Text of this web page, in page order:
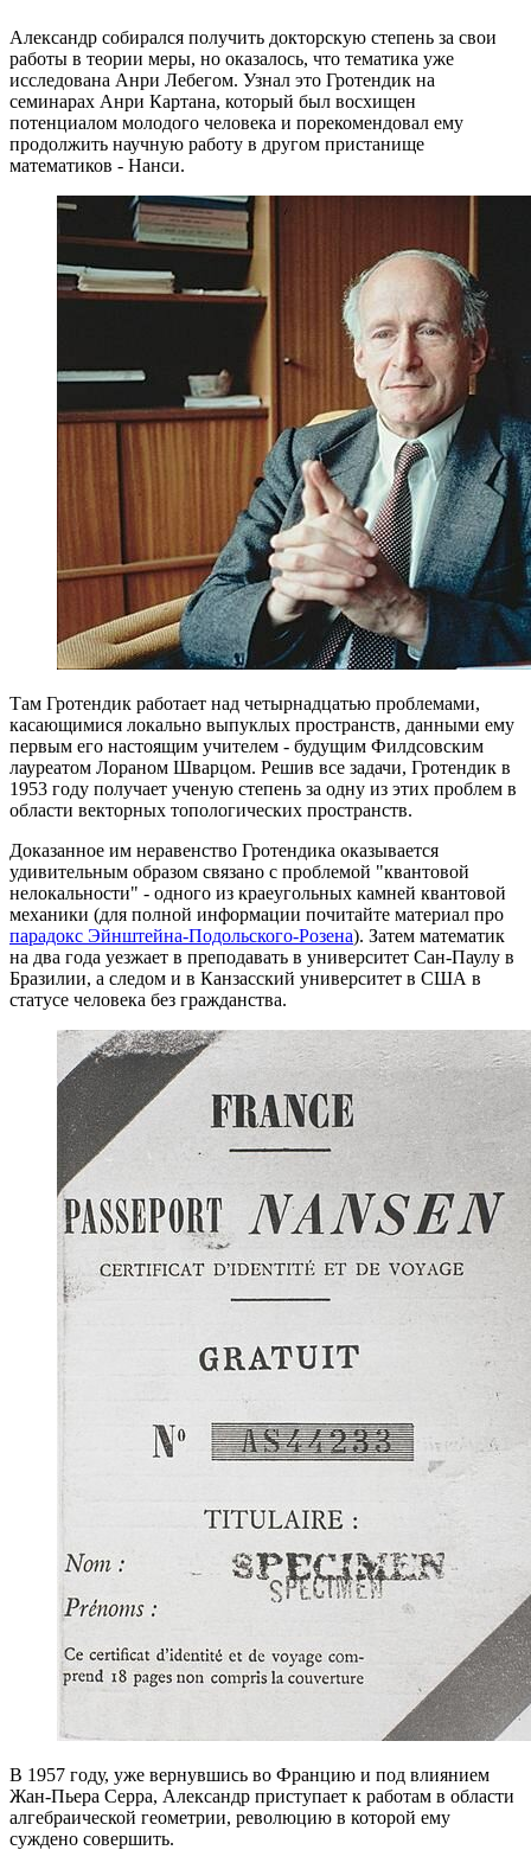
Александр собирался получить докторскую степень за свои
работы в теории меры, но оказалось, что тематика уже
исследована Анри Лебегом. Узнал это Гротендик на
семинарах Анри Картана, который был восхищен
потенциалом молодого человека и порекомендовал ему
продолжить научную работу в другом пристанище
математиков - Нанси.
Там Гротендик работает над четырнадцатью проблемами,
касающимися локально выпуклых пространств, данными ему
первым его настоящим учителем - будущим Филдсовским
лауреатом Лораном Шварцом. Решив все задачи, Гротендик в
1953 году получает ученую степень за одну из этих проблем в
области векторных топологических пространств.
Доказанное им неравенство Гротендика оказывается
удивительным образом связано с проблемой "квантовой
нелокальности" - одного из краеугольных камней квантовой
механики (для полной информации почитайте материал про
парадокс Эйнштейна-Подольского-Розена). Затем математик
на два года уезжает в преподавать в университет Сан-Паулу в
Бразилии, а следом и в Канзасский университет в США в
статусе человека без гражданства.
В 1957 году, уже вернувшись во Францию и под влиянием
Жан-Пьера Серра, Александр приступает к работам в области
алгебраической геометрии, революцию в которой ему
суждено совершить.